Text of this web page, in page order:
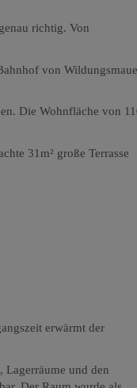
richtig. Von
von
Die Wohnfläche von
31m² große Terrasse
erwärmt der
Lagerräume und den